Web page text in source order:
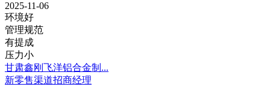
2025-11-06
环境好
管理规范
有提成
压力小
甘肃鑫刚飞洋铝合金制...
新零售渠道招商经理